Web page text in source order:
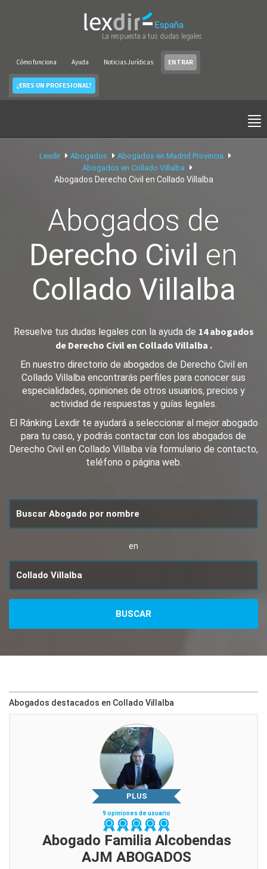
España
La respuesta a tus dudas legales
Cómo funciona Ayuda Noticias Jurídicas ENTRAR
¿ERES UN PROFESIONAL?
Lexdir Abogados
Abogados en Madrid Provincia
Abogados en Collado Villalba
Abogados Derecho Civil en Collado Villalba
Abogados de
Derecho Civil en
Collado Villalba
Resuelve tus dudas legales con la ayuda de 14 abogados
de Derecho Civil en Collado Villalba .
En nuestro directorio de abogados de Derecho Civil en
Collado Villalba encontrarás perfiles para conocer sus
especialidades, opiniones de otros usuarios, precios y
actividad de respuestas y guías legales.
El Ránking Lexdir te ayudará a seleccionar al mejor abogado
para tu caso, y podrás contactar con los abogados de
Derecho Civil en Collado Villalba vía formulario de contacto,
teléfono o página web.
en
Abogados destacados en Collado Villalba
PLUS
9 opiniones de usuario
Abogado Familia Alcobendas
AJM ABOGADOS